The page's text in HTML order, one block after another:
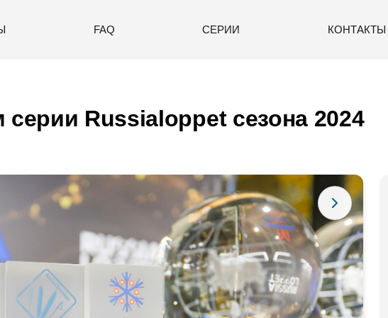
FAQ СЕРИИ КОНТАКТЫ
Russialoppet сезона 2024